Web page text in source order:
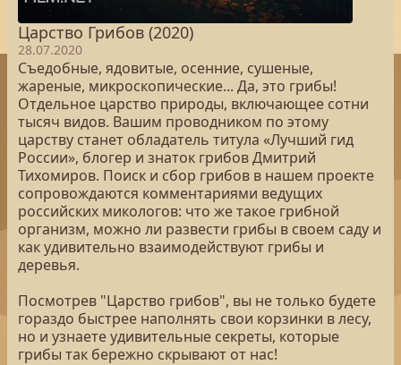
Царство Грибов (2020)
28.07.2020
Съедобные, ядовитые, осенние, сушеные,
жареные, микроскопические... Да, это грибы!
Отдельное царство природы, включающее сотни
тысяч видов. Вашим проводником по этому
царству станет обладатель титула «Лучший гид
России», блогер и знаток грибов Дмитрий
Тихомиров. Поиск и сбор грибов в нашем проекте
сопровождаются комментариями ведущих
российских микологов: что же такое грибной
организм, можно ли развести грибы в своем саду и
как удивительно взаимодействуют грибы и
деревья.
Посмотрев "Царство грибов", вы не только будете
гораздо быстрее наполнять свои корзинки в лесу,
но и узнаете удивительные секреты, которые
грибы так бережно скрывают от нас!